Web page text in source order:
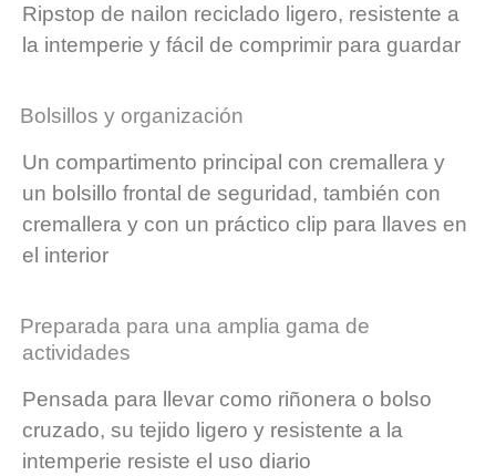
Ripstop de nailon reciclado ligero, resistente a
la intemperie y fácil de comprimir para guardar
Bolsillos y organización
Un compartimento principal con cremallera y
un bolsillo frontal de seguridad, también con
cremallera y con un práctico clip para llaves en
el interior
Preparada para una amplia gama de
actividades
Pensada para llevar como riñonera o bolso
cruzado, su tejido ligero y resistente a la
intemperie resiste el uso diario